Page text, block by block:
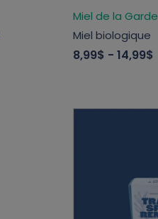
Miel de la Garde
Miel biologique
8,99$ - 14,99$